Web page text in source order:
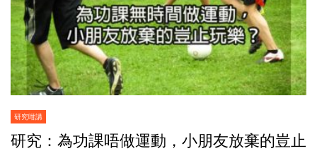
研究咁講
研究：為功課唔做運動，小朋友放棄的豈止